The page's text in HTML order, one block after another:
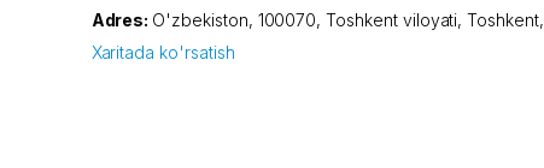
Adres: O'zbekiston, 100070,Toshkent viloyati,Toshkent,
Xaritada ko'rsatish